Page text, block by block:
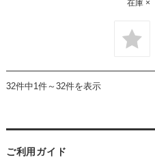
在庫 ×
32件中1件～32件を表示
ご利用ガイド